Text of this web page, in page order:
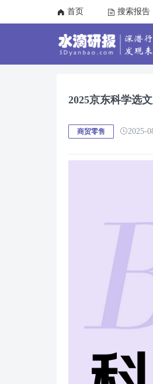
首页 搜索报告
2025京东科学选
商贸零售 2025-